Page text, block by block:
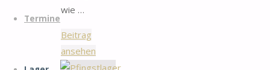
Termine
wie …
Beitrag
ansehen"Sommerlager
Luxemburg